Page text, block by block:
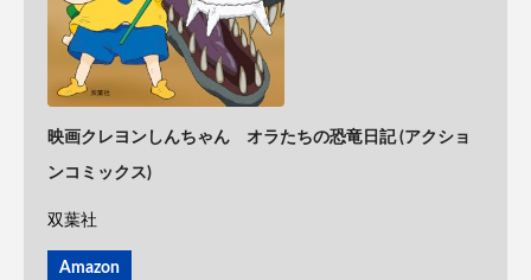
映画クレヨンしんちゃん オラたちの恐竜日記 (アクショ
ンコミックス)
双葉社
Amazon